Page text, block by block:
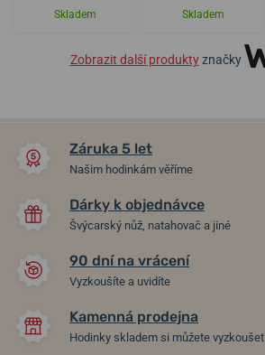
Skladem Skladem
Zobrazit další produktyznačky
Záruka 5 let
Našim hodinkám věříme
Dárky k objednávce
Švýcarský nůž, natahovač a jiné
90 dní na vrácení
Vyzkoušíte a uvidíte
Kamenná prodejna
Hodinky skladem si můžete vyzkoušet